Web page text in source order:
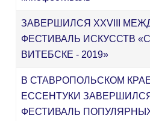
ЗАВЕРШИЛСЯ XXVIII
ФЕСТИВАЛЬ ИСКУССТВ
ВИТЕБСКЕ - 2019»
В СТАВРОПОЛЬСКОМ
ЕССЕНТУКИ
ФЕСТИВАЛЬ